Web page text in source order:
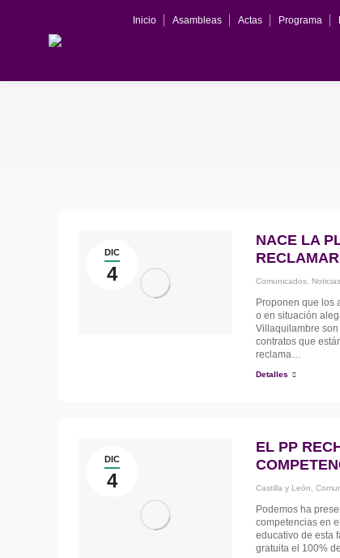
Inicio Asambleas Actas Programa
DIC
4
NACE LA
Comunicados Noticias
Proponen que los
o en situación
Villaquilambre
contratos que
reclama…
Detalles
DIC
4
EL PP
Castilla y León
Podemos ha
competencias en
educativo de esta
gratuita el 100%